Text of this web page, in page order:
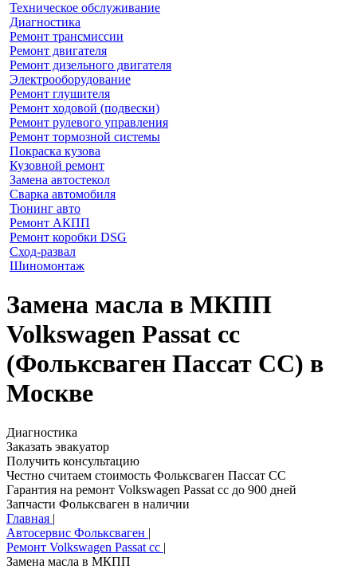
Техническое обслуживание
Диагностика
Ремонт трансмиссии
Ремонт двигателя
Ремонт дизельного двигателя
Электрооборудование
Ремонт глушителя
Ремонт ходовой (подвески)
Ремонт рулевого управления
Ремонт тормозной системы
Покраска кузова
Кузовной ремонт
Замена автостекол
Сварка автомобиля
Тюнинг авто
Ремонт АКПП
Ремонт коробки DSG
Сход-развал
Шиномонтаж
Замена масла в МКПП
Volkswagen Passat cc
(Фольксваген Пассат СС) в
Москве
Диагностика
Заказать эвакуатор
Получить консультацию
Честно считаем стоимость Фольксваген Пассат СС
Гарантия на ремонт Volkswagen Passat cc до 900 дней
Запчасти Фольксваген в наличии
Главная |
Автосервис Фольксваген |
Ремонт Volkswagen Passat cc |
Замена масла в МКПП